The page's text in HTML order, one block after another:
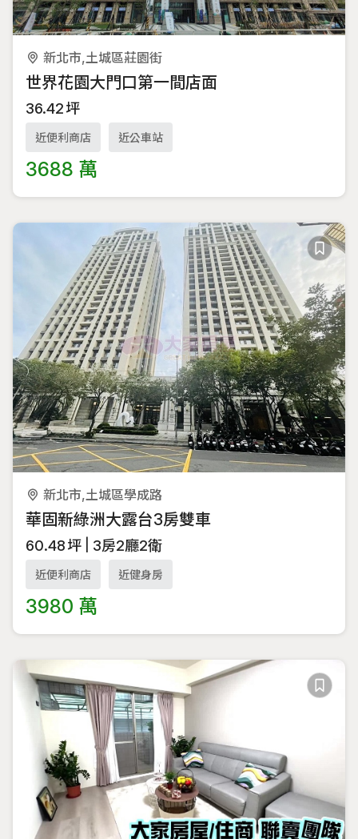
新北市,土城區莊園街
世界花園大門口第一間店面
36.42坪
近便利商店 近公車站
3688 萬
新北市,土城區學成路
華固新綠洲大露台3房雙車
60.48坪 3房2廳2衛
近便利商店 近健身房
3980 萬